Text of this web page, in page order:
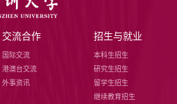
交流合作
国际交流
港澳台交流
外事资讯
招生与就业
本科生招生
研究生招生
留学生招生
继续教育招生